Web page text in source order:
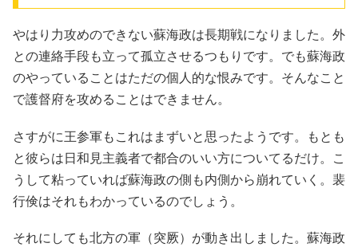
やはり力攻めのできない蘇海政は長期戦になりました。外
との連絡手段も立って孤立させるつもりです。でも蘇海政
のやっていることはただの個人的な恨みです。そんなこと
で護督府を攻めることはできません。
さすがに王参軍もこれはまずいと思ったようです。もとも
と彼らは日和見主義者で都合のいい方についてるだけ。こ
うして粘っていれば蘇海政の側も内側から崩れていく。裴
行倹はそれもわかっているのでしょう。
それにしても北方の軍（突厥）が動き出しました。蘇海政